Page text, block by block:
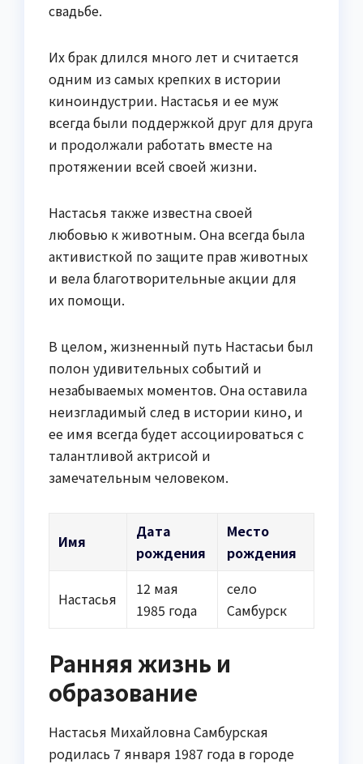
свадьбе.
Их брак длился много лет и считается
одним из самых крепких в истории
киноиндустрии. Настасья и ее муж
всегда были поддержкой друг для друга
и продолжали работать вместе на
протяжении всей своей жизни.
Настасья также известна своей
любовью к животным. Она всегда была
активисткой по защите прав животных
и вела благотворительные акции для
их помощи.
В целом, жизненный путь Настасьи был
полон удивительных событий и
незабываемых моментов. Она оставила
неизгладимый след в истории кино, и
ее имя всегда будет ассоциироваться с
талантливой актрисой и
замечательным человеком.
Имя
Дата
рождения
Место
рождения
Настасья
12 мая
1985 года
село
Самбурск
Ранняя жизнь и
образование
Настасья Михайловна Самбурская
родилась 7 января 1987 года в городе